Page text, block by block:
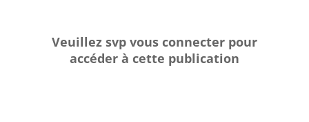
Veuillez svp vous connecter pour
accéder à cette publication